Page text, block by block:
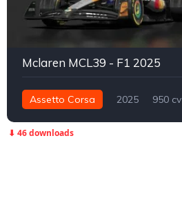
Mclaren MCL39 - F1 2025
Assetto Corsa 2025
950 cv
Fórmula 1
⬇ 46 downloads